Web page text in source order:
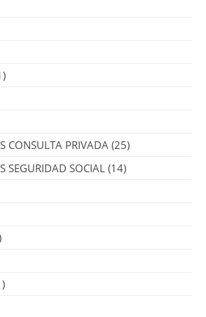
CONSULTA PRIVADA (25)
SEGURIDAD SOCIAL (14)